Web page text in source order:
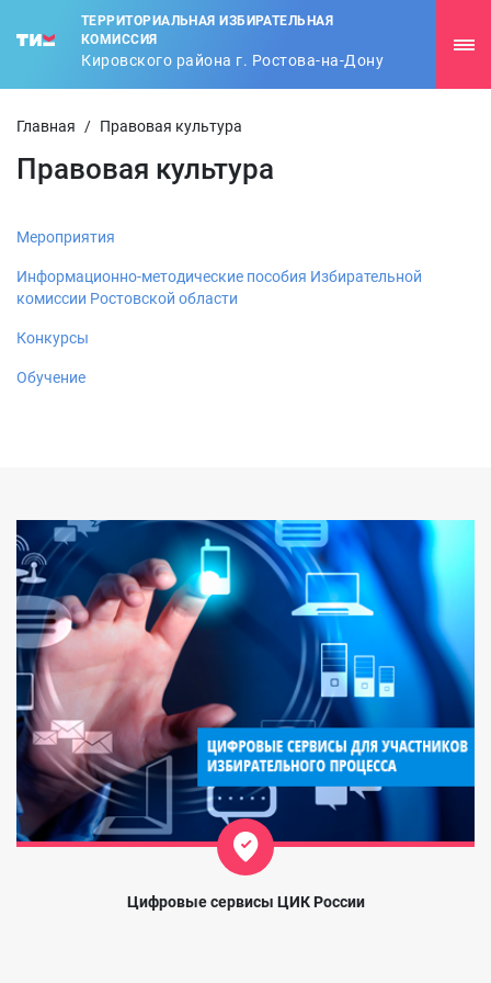
ТЕРРИТОРИАЛЬНАЯ ИЗБИРАТЕЛЬНАЯ
КОМИССИЯ
Кировского района г. Ростова-на-Дону
Главная / Правовая культура
Правовая культура
Мероприятия
Информационно-методические пособия Избирательной
комиссии Ростовской области
Конкурсы
Обучение
Цифровые сервисы ЦИК России